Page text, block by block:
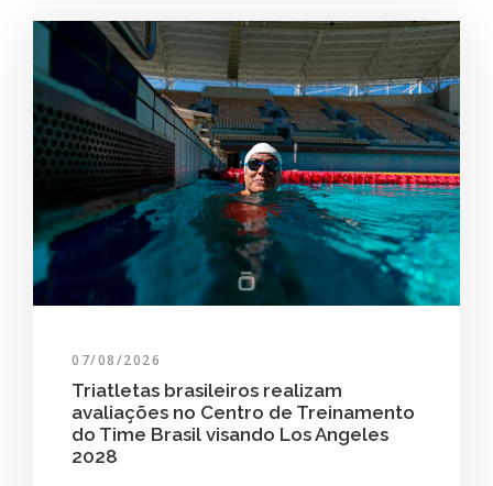
07/08/2026
Triatletas brasileiros realizam
avaliações no Centro de Treinamento
do Time Brasil visando Los Angeles
2028